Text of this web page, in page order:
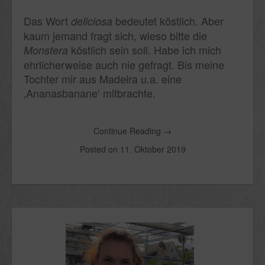
Das Wort deliciosa bedeutet köstlich. Aber
kaum jemand fragt sich, wieso bitte die
Monstera köstlich sein soll. Habe ich mich
ehrlicherweise auch nie gefragt. Bis meine
Tochter mir aus Madeira u.a. eine
‚Ananasbanane‘ mitbrachte.
Continue Reading →
Posted on 11. Oktober 2019